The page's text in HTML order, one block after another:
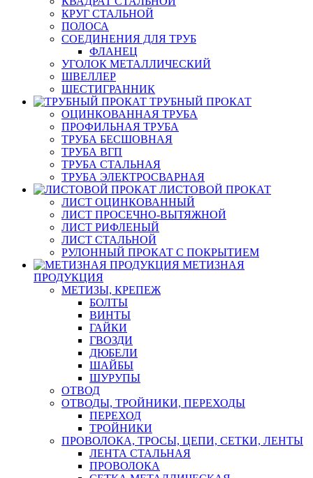
КРУГ СТАЛЬНОЙ
ПОЛОСА
СОЕДИНЕНИЯ ДЛЯ ТРУБ
ФЛАНЕЦ
УГОЛОК МЕТАЛЛИЧЕСКИЙ
ШВЕЛЛЕР
ШЕСТИГРАННИК
ТРУБНЫЙ ПРОКАТ
ОЦИНКОВАННАЯ ТРУБА
ПРОФИЛЬНАЯ ТРУБА
ТРУБА БЕСШОВНАЯ
ТРУБА ВГП
ТРУБА СТАЛЬНАЯ
ТРУБА ЭЛЕКТРОСВАРНАЯ
ЛИСТОВОЙ ПРОКАТ
ЛИСТ ОЦИНКОВАННЫЙ
ЛИСТ ПРОСЕЧНО-ВЫТЯЖНОЙ
ЛИСТ РИФЛЕНЫЙ
ЛИСТ СТАЛЬНОЙ
РУЛОННЫЙ ПРОКАТ С ПОКРЫТИЕМ
МЕТИЗНАЯ
ПРОДУКЦИЯ
МЕТИЗЫ, КРЕПЕЖ
БОЛТЫ
ВИНТЫ
ГАЙКИ
ГВОЗДИ
ДЮБЕЛИ
ШАЙБЫ
ШУРУПЫ
ОТВОД
ОТВОДЫ, ТРОЙНИКИ, ПЕРЕХОДЫ
ПЕРЕХОД
ТРОЙНИКИ
ПРОВОЛОКА, ТРОСЫ, ЦЕПИ, СЕТКИ, ЛЕНТЫ
ЛЕНТА СТАЛЬНАЯ
ПРОВОЛОКА